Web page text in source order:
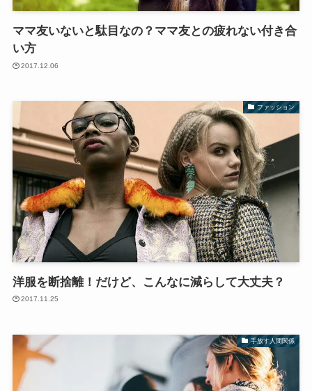
ママ友いないと駄目なの？ママ友との疲れない付き合
い方
2017.12.06
ファッション
洋服を断捨離！だけど、こんなに減らして大丈夫？
2017.11.25
手放す人間関係